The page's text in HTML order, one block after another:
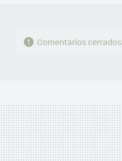
Comentarios cerrados